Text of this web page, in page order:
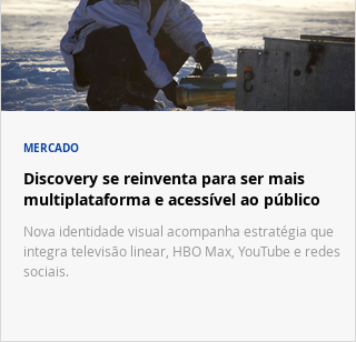
Discovery se reinventa para ser mais
multiplataforma e acessível ao público
Nova identidade visual acompanha estratégia que
integra televisão linear, HBO Max, YouTube e redes
sociais.
MERCADO